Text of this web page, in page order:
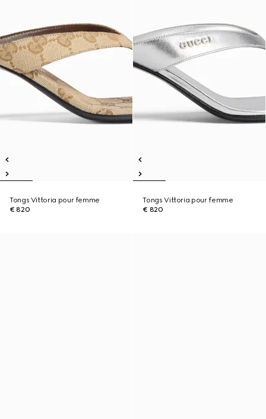
Tongs Vittoria pour femme
€ 820
Tongs Vittoria pour femme
€ 820